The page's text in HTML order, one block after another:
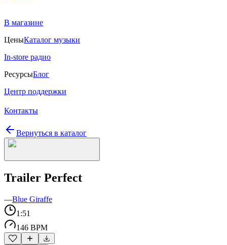
В магазине
ЦеныКаталог музыки
In-store радио
РесурсыБлог
Центр поддержки
Контакты
Вернуться в каталог
Trailer Perfect
—Blue Giraffe
1:51
146 BPM